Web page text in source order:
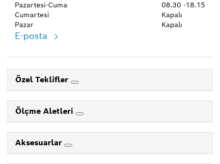
Pazartesi-Cuma
Cumartesi
Pazar
08.30 -18.15
Kapalı
Kapalı
E-posta
Özel Teklifler
Ölçme Aletleri
Aksesuarlar